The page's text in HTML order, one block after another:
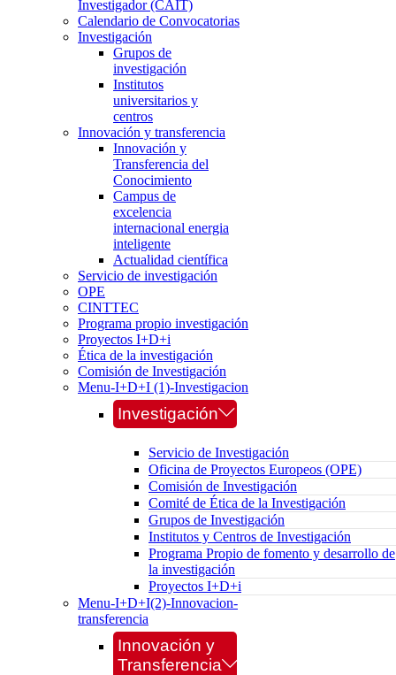
Investigador (CAIT)
Calendario de Convocatorias
Investigación
Grupos de
investigación
Institutos
universitarios y
centros
Innovación y transferencia
Innovación y
Transferencia del
Conocimiento
Campus de
excelencia
internacional energia
inteligente
Actualidad científica
Servicio de investigación
OPE
CINTTEC
Programa propio investigación
Proyectos I+D+i
Ética de la investigación
Comisión de Investigación
Menu-I+D+I (1)-Investigacion
Investigación
Servicio de Investigación
Oficina de Proyectos Europeos (OPE)
Comisión de Investigación
Comité de Ética de la Investigación
Grupos de Investigación
Institutos y Centros de Investigación
Programa Propio de fomento y desarrollo de
la investigación
Proyectos I+D+i
Menu-I+D+I(2)-Innovacion-
transferencia
Innovación y
Transferencia